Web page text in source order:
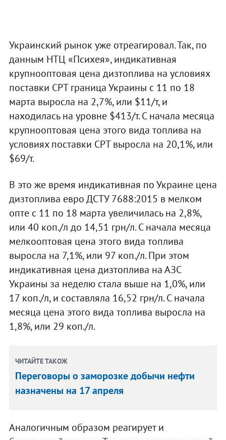
Украинский рынок уже отреагировал. Так, по
данным НТЦ «Психея», индикативная
крупнооптовая цена дизтоплива на условиях
поставки СPT граница Украины c 11 по 18
марта выросла на 2,7%, или $11/т, и
находилась на уровне $413/т. С начала месяца
крупнооптовая цена этого вида топлива на
условиях поставки СPT выросла на 20,1%, или
$69/т.
В это же время индикативная по Украине цена
дизтоплива евро ДСТУ 7688:2015 в мелком
опте c 11 по 18 марта увеличилась на 2,8%,
или 40 коп./л до 14,51 грн/л. С начала месяца
мелкооптовая цена этого вида топлива
выросла на 7,1%, или 97 коп./л. При этом
индикативная цена дизтоплива на АЗС
Украины за неделю стала выше на 1,0%, или
17 коп./л, и составляла 16,52 грн/л. С начала
месяца цена этого вида топлива выросла на
1,8%, или 29 коп./л.
ЧИТАЙТЕ ТАКОЖ
Переговоры о заморозке добычи нефти
назначены на 17 апреля
Аналогичным образом реагирует и